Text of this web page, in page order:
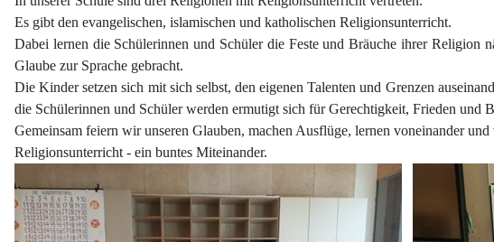
Es gibt den evangelischen, islamischen und katholischen Religionsunterricht.
Dabei lernen die Schülerinnen und Schüler die Feste und Bräuche ihrer Religion
Glaube zur Sprache gebracht.
Die Kinder setzen sich mit sich selbst, den eigenen Talenten und Grenzen
die Schülerinnen und Schüler werden ermutigt sich für Gerechtigkeit, Frieden und
Gemeinsam feiern wir unseren Glauben, machen Ausflüge, lernen voneinander
Religionsunterricht - ein buntes Miteinander.